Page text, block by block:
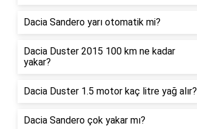
Dacia Sandero yarı otomatik mi?
Dacia Duster 2015 100 km ne kadar
yakar?
Dacia Duster 1.5 motor kaç litre yağ alır?
Dacia Sandero çok yakar mı?